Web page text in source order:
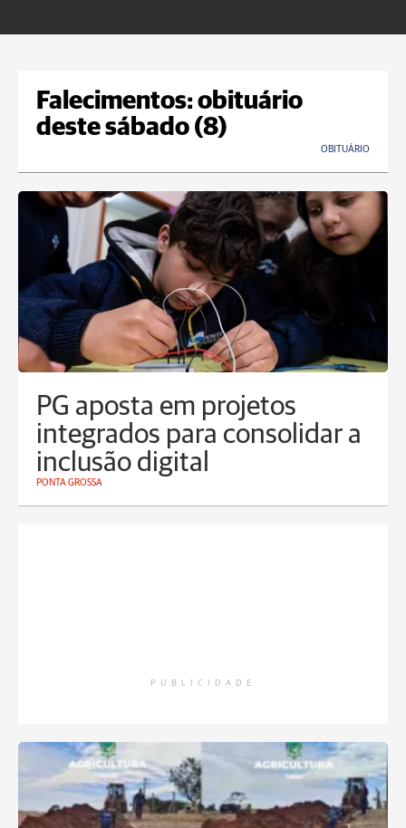
Falecimentos: obituário
deste sábado (8)
OBITUÁRIO
PG aposta em projetos
integrados para consolidar a
inclusão digital
PONTA GROSSA
PUBLICIDADE